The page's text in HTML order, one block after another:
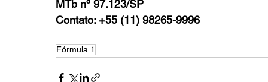
MTb nº 97.123/SP
Contato: +55 (11) 98265-9996
Fórmula 1